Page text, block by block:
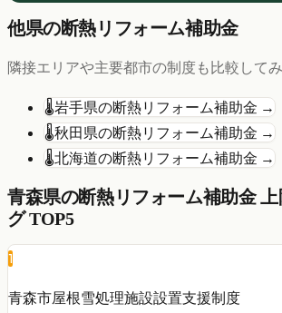
他県の断熱リフォーム補助金
隣接エリアや主要都市の制度も比較してみ
🌡️岩手県の断熱リフォーム補助金 →
🌡️秋田県の断熱リフォーム補助金 →
🌡️北海道の断熱リフォーム補助金 →
青森県の断熱リフォーム補助金
グ TOP5
1
青森市屋根雪処理施設設置支援制度